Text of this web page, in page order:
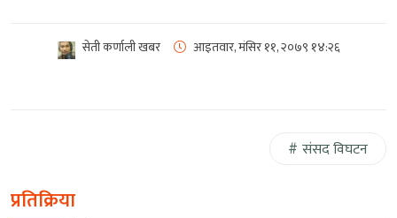
सेती कर्णाली खबर आइतवार, मंसिर ११, २०७९ १४:२६
संसद विघटन
प्रतिक्रिया